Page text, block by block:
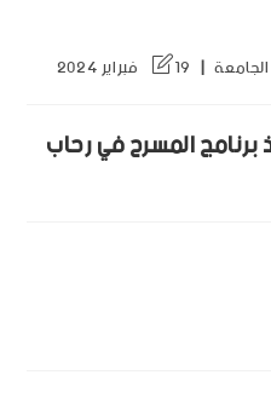
19 فبراير 2024
المسرح في رحاب